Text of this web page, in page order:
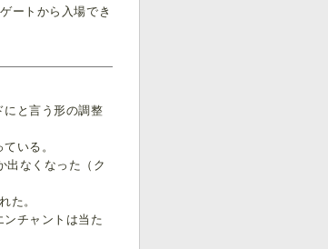
ートから入場でき
にと言う形の調整
いる。
出なくなった（ク
た。
チャントは当た